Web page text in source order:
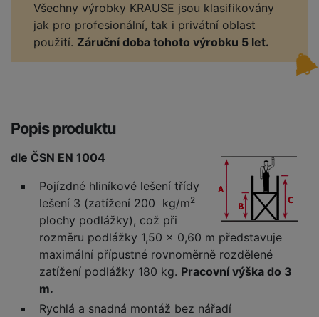
Všechny výrobky KRAUSE jsou klasifikovány
jak pro profesionální, tak i privátní oblast
použití. Záruční doba tohoto výrobku 5 let.
Popis produktu
dle ČSN EN 1004
Pojízdné hliníkové lešení třídy
lešení 3 (zatížení 200 kg/m2
plochy podlážky), což při
rozměru podlážky 1,50 x 0,60 m představuje
maximální přípustné rovnoměrně rozdělené
zatížení podlážky 180 kg. Pracovní výška do 3
m.
Rychlá a snadná montáž bez nářadí